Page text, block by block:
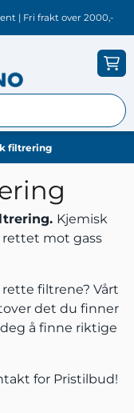
| Fri frakt over 2000,-
filtrering
Kjemisk
mot gass
filtrene? Vårt
det du finner
å finne riktige
for Pristilbud!